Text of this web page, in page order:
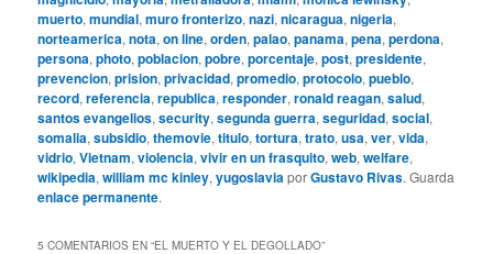
muerto,mundial,muro fronterizo,nazi,nicaragua,nigeria,
norteamerica,nota,on line,orden,palao,panama,pena,perdona,
persona,photo,poblacion,pobre,porcentaje,post,presidente,
prevencion,prision,privacidad,promedio,protocolo,pueblo,
record,referencia,republica,responder,ronald reagan,salud,
santos evangelios,security,segunda guerra,seguridad,social,
somalia,subsidio,themovie,titulo,tortura,trato,usa,ver,vida,
vidrio,Vietnam,violencia,vivir en un frasquito,web,welfare,
wikipedia,william mc kinley,yugoslaviaporGustavo Rivas. Guarda
enlace permanente.
5 COMENTARIOS EN “EL MUERTO Y EL DEGOLLADO”